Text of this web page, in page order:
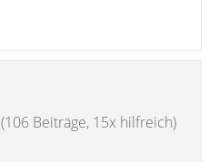
(106 Beiträge, 15x hilfreich)